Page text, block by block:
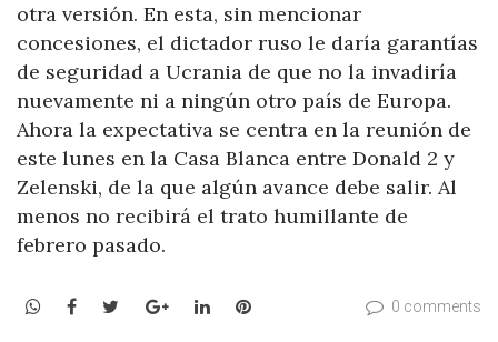
otra versión. En esta, sin mencionar
concesiones, el dictador ruso le daría garantías
de seguridad a Ucrania de que no la invadiría
nuevamente ni a ningún otro país de Europa.
Ahora la expectativa se centra en la reunión de
este lunes en la Casa Blanca entre Donald 2 y
Zelenski, de la que algún avance debe salir. Al
menos no recibirá el trato humillante de
febrero pasado.
WhatsApp
Facebook
TwitterGoogle+LinkedInPinterest 0 comments